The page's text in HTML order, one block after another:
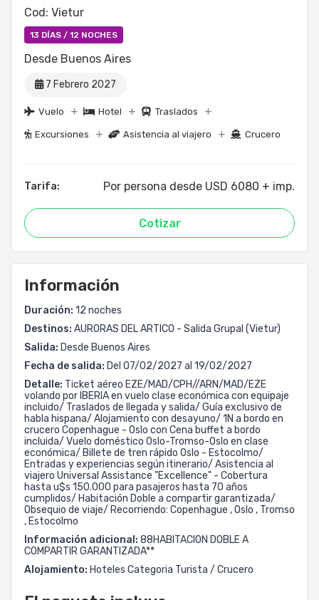
Cod: Vietur
13 DÍAS / 12 NOCHES
Desde Buenos Aires
7 Febrero 2027
Vuelo Hotel Traslados
Excursiones Asistencia al viajero Crucero
Tarifa: Por persona desde USD 6080 + imp.
Cotizar
Información
Duración: 12 noches
Destinos: AURORAS DEL ARTICO - Salida Grupal (Vietur)
Salida: Desde Buenos Aires
Fecha de salida: Del 07/02/2027 al 19/02/2027
Detalle: Ticket aéreo EZE/MAD/CPH//ARN/MAD/EZE
volando por IBERIA en vuelo clase económica con equipaje
incluido/ Traslados de llegada y salida/ Guía exclusivo de
habla hispana/ Alojamiento con desayuno/ 1N a bordo en
crucero Copenhague - Oslo con Cena buffet a bordo
incluida/ Vuelo doméstico Oslo-Tromso-Oslo en clase
económica/ Billete de tren rápido Oslo - Estocolmo/
Entradas y experiencias según itinerario/ Asistencia al
viajero Universal Assistance "Excellence" - Cobertura
hasta u$s 150.000 para pasajeros hasta 70 años
cumplidos/ Habitación Doble a compartir garantizada/
Obsequio de viaje/ Recorriendo: Copenhague , Oslo , Tromso
, Estocolmo
Información adicional: 88HABITACION DOBLE A
COMPARTIR GARANTIZADA**
Alojamiento: Hoteles Categoria Turista / Crucero